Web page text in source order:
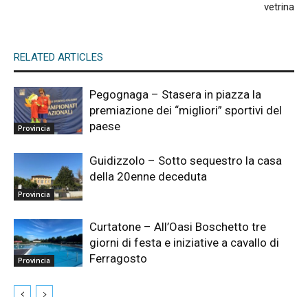
vetrina
RELATED ARTICLES
Provincia
Pegognaga – Stasera in piazza la
premiazione dei “migliori” sportivi del
paese
Provincia
Guidizzolo – Sotto sequestro la casa
della 20enne deceduta
Provincia
Curtatone – All’Oasi Boschetto tre
giorni di festa e iniziative a cavallo di
Ferragosto